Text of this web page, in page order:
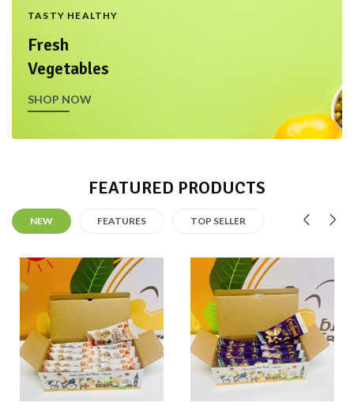
TASTY HEALTHY
Fresh
Vegetables
SHOP NOW
FEATURED PRODUCTS
NEW FEATURES TOP SELLER